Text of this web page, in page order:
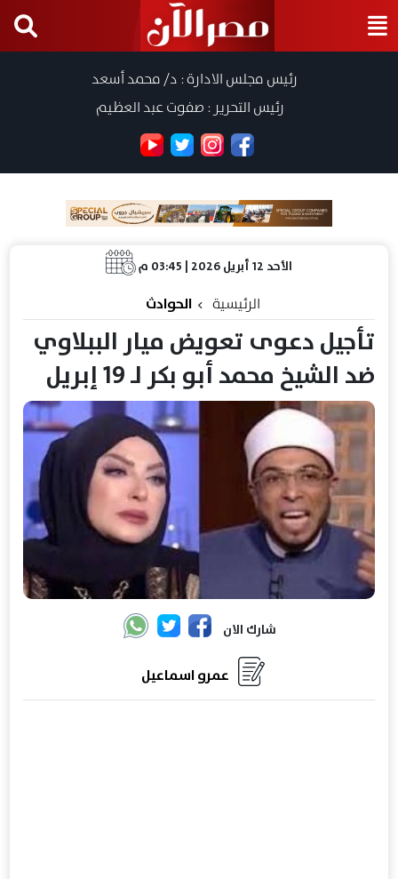
رئيس مجلس الادارة : د/ محمد أسعد
رئيس التحرير : صفوت عبد العظيم
الأحد 12 أبريل 2026 | 03:45 م
الرئيسية الحوادث
تأجيل دعوى تعويض ميار الببلاوي
ضد الشيخ محمد أبو بكر لـ 19 إبريل
شارك الان
عمرو اسماعيل